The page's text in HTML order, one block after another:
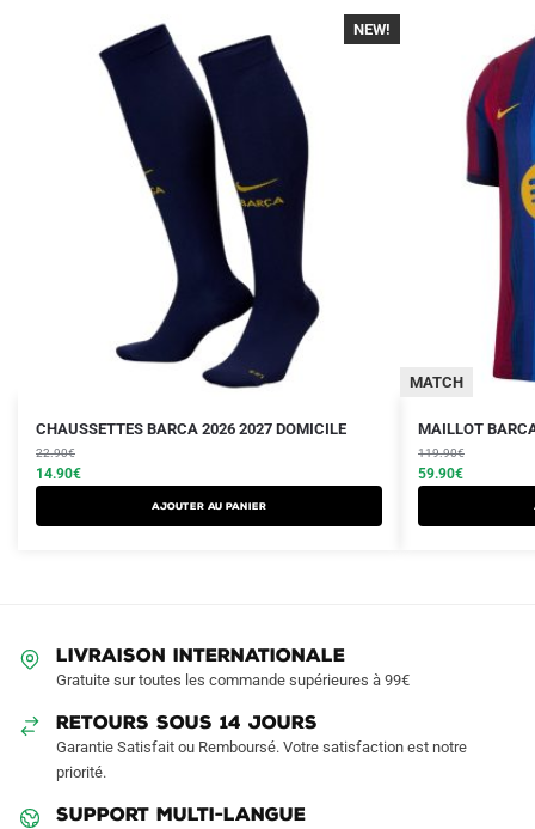
-30%
NEW!
CHAUSSETTES BARCA 2026 2027 DOMICILE
22.90€
Le
prix
initial
était :
14.90€
Le
prix
actuel
est :
Ajouter au panier
MATCH
MAILLOT
119.90€
Le
prix
initial
était :
59.90€
Le
prix
actuel
est :
Ce
produit
a
la
LIVRAISON INTERNATIONALE
Gratuite sur toutes les commande supérieures à 99€
RETOURS SOUS 14 JOURS
Garantie Satisfait ou Remboursé. Votre satisfaction est notre
priorité.
SUPPORT MULTI-LANGUE